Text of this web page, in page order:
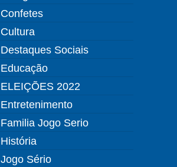
Confetes
Cultura
Destaques Sociais
Educação
ELEIÇÕES 2022
Entretenimento
Familia Jogo Serio
História
Jogo Sério